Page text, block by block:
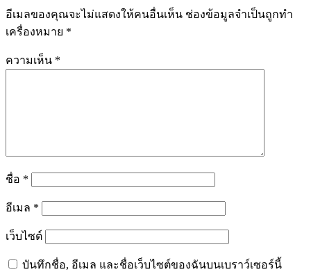
อีเมลของคุณจะไม่แสดงให้คนอื่นเห็น ช่องข้อมูลจำเป็นถูกทำ
เครื่องหมาย *
ความเห็น *
ชื่อ *
อีเมล *
เว็บไซต์
บันทึกชื่อ, อีเมล และชื่อเว็บไซต์ของฉันบนเบราว์เซอร์นี้